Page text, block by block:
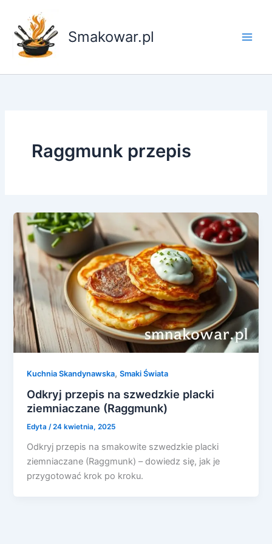
treści
Smakowar.pl
Raggmunk przepis
Kuchnia Skandynawska,Smaki Świata
Odkryj przepis na szwedzkie placki
ziemniaczane (Raggmunk)
Edyta/24 kwietnia, 2025
Odkryj przepis na smakowite szwedzkie placki
ziemniaczane (Raggmunk) – dowiedz się, jak je
przygotować krok po kroku.